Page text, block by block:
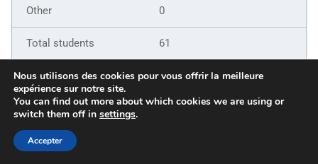
0
61
9
6
Nous utilisons des cookies pour vous offrir la meilleure
expérience sur notre site.
You can find out more about which cookies we are using or
switch them off in settings.
Accepter